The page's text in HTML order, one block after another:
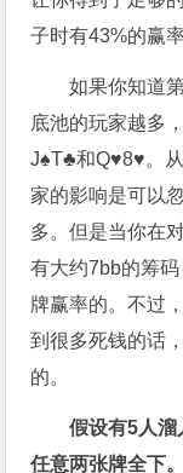
子时有43%的赢率
如果你知道
底池的玩家越多
J♠T♣和Q♥8♥。
家的影响是可以
多。但是当你在
有大约7bb的筹
牌赢率的。不过
到很多死钱的话
的。
假设有5人
任意两张牌全下